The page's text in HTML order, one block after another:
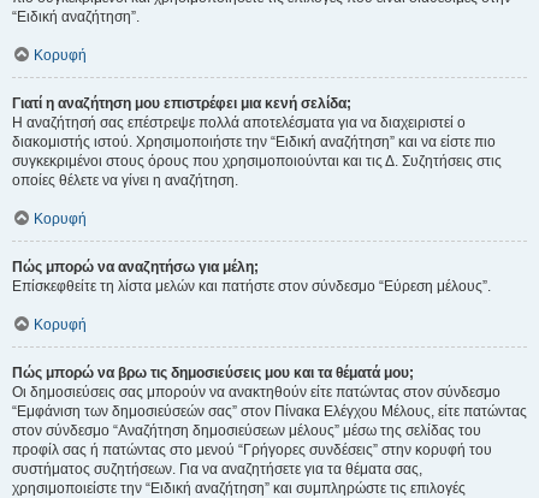
“Ειδική αναζήτηση”.
Κορυφή
Γιατί η αναζήτηση μου επιστρέφει μια κενή σελίδα;
Η αναζήτησή σας επέστρεψε πολλά αποτελέσματα για να διαχειριστεί ο
διακομιστής ιστού. Χρησιμοποιήστε την “Ειδική αναζήτηση” και να είστε πιο
συγκεκριμένοι στους όρους που χρησιμοποιούνται και τις Δ. Συζητήσεις στις
οποίες θέλετε να γίνει η αναζήτηση.
Κορυφή
Πώς μπορώ να αναζητήσω για μέλη;
Επίσκεφθείτε τη λίστα μελών και πατήστε στον σύνδεσμο “Εύρεση μέλους”.
Κορυφή
Πώς μπορώ να βρω τις δημοσιεύσεις μου και τα θέματά μου;
Οι δημοσιεύσεις σας μπορούν να ανακτηθούν είτε πατώντας στον σύνδεσμο
“Εμφάνιση των δημοσιεύσεών σας” στον Πίνακα Ελέγχου Μέλους, είτε πατώντας
στον σύνδεσμο “Αναζήτηση δημοσιεύσεων μέλους” μέσω της σελίδας του
προφίλ σας ή πατώντας στο μενού “Γρήγορες συνδέσεις” στην κορυφή του
συστήματος συζητήσεων. Για να αναζητήσετε για τα θέματα σας,
χρησιμοποιείστε την “Ειδική αναζήτηση” και συμπληρώστε τις επιλογές